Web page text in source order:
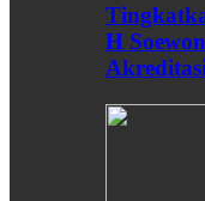
H
Akreditasi